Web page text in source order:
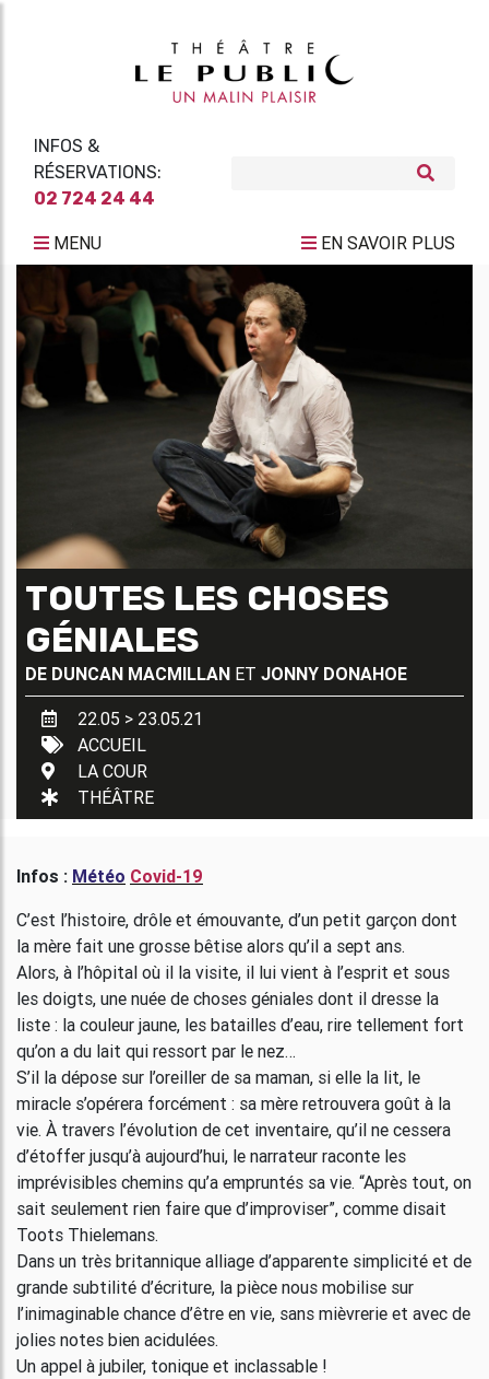
INFOS &
RÉSERVATIONS:
02 724 24 44
MENU EN SAVOIR PLUS
TOUTES LES CHOSES
GÉNIALES
DE DUNCAN MACMILLAN ET JONNY DONAHOE
22.05 > 23.05.21
ACCUEIL
LA COUR
THÉÂTRE
Infos : Météo Covid-19
C’est l’histoire, drôle et émouvante, d’un petit garçon dont
la mère fait une grosse bêtise alors qu’il a sept ans.
Alors, à l’hôpital où il la visite, il lui vient à l’esprit et sous
les doigts, une nuée de choses géniales dont il dresse la
liste : la couleur jaune, les batailles d’eau, rire tellement fort
qu’on a du lait qui ressort par le nez…
S’il la dépose sur l’oreiller de sa maman, si elle la lit, le
miracle s’opérera forcément : sa mère retrouvera goût à la
vie. À travers l’évolution de cet inventaire, qu’il ne cessera
d’étoffer jusqu’à aujourd’hui, le narrateur raconte les
imprévisibles chemins qu’a empruntés sa vie. “Après tout, on
sait seulement rien faire que d’improviser”, comme disait
Toots Thielemans.
Dans un très britannique alliage d’apparente simplicité et de
grande subtilité d’écriture, la pièce nous mobilise sur
l’inimaginable chance d’être en vie, sans mièvrerie et avec de
jolies notes bien acidulées.
Un appel à jubiler, tonique et inclassable !